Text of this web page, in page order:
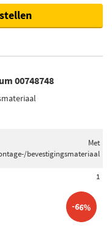
00748748
Met
bevestigingsmateriaal
1
-66%